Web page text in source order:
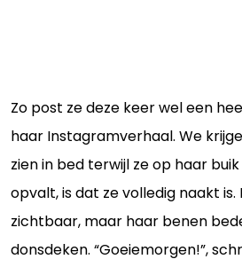
Zo post ze deze keer wel een
haar Instagramverhaal. We
zien in bed terwijl ze op haar
opvalt, is dat ze volledig naakt
zichtbaar, maar haar benen
donsdeken. “Goeiemorgen!”,